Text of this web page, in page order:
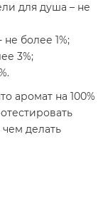
для душа – не
более 1%;
3%;
аромат на 100%
делать